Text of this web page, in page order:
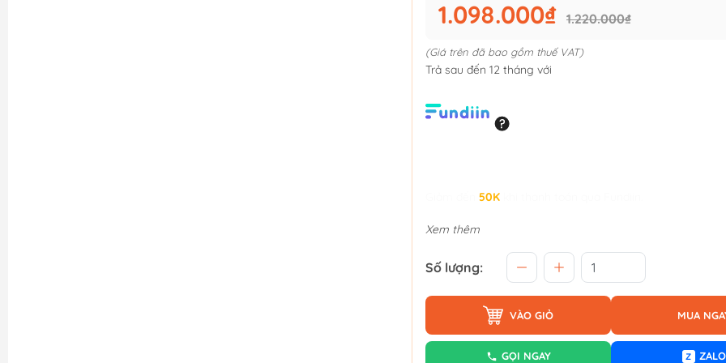
1.098.000₫ 1.220.000₫
(Giá trên đã bao gồm thuế VAT)
Trả sau đến 12 tháng với
50K
Xem thêm
Số lượng:
VÀO GIỎ MUA
GỌI NGAY Z ZALO